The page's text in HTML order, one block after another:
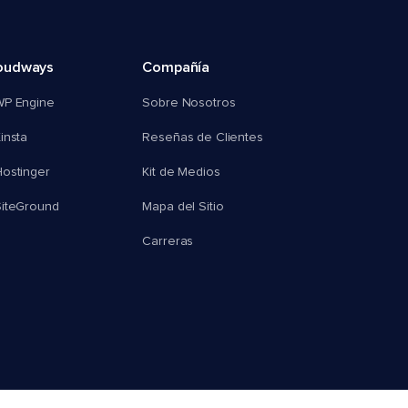
Engine
Compañía
Sobre Nosotros
Reseñas de Clientes
Kit de Medios
Mapa del Sitio
Carreras